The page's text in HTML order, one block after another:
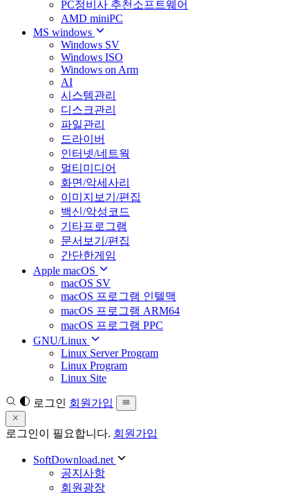
PC정비사 추천소프트웨어
AMD miniPC
MS windows
Windows SV
Windows ISO
Windows on Arm
AI
시스템관리
디스크관리
파일관리
드라이버
인터넷/네트웍
멀티미디어
화면/악세사리
이미지보기/편집
백신/악성코드
기타프로그램
문서보기/편집
간단한게임
Apple macOS
macOS SV
macOS 프로그램 인텔맥
macOS 프로그램 ARM64
macOS 프로그램 PPC
GNU/Linux
Linux Server Program
Linux Program
Linux Site
로그인 회원가입
로그인이 필요합니다. 회원가입
SoftDownload.net
공지사항
회원광장